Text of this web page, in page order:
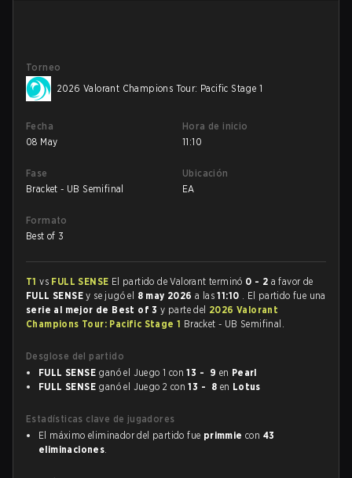
Torneo
2026 Valorant Champions Tour: Pacific Stage 1
Fecha
08 May
Hora de inicio
11:10
Fase
Bracket - UB Semifinal
Ubicación
EA
Formato
Best of 3
T1vs FULL SENSE El partido de Valorant terminó 0 - 2 a favor de
FULL SENSEy se jugó el 8 may 2026a las11:10 . El partido fue una
serie al mejor de Best of 3y parte del 2026 Valorant
Champions Tour: Pacific Stage 1 Bracket - UB Semifinal.
Desglose del partido
FULL SENSE ganó el Juego 1 con13 - 9 en Pearl
FULL SENSE ganó el Juego 2 con13 - 8 en Lotus
Estadísticas clave de jugadores
El máximo eliminador del partido fue primmie con 43
eliminaciones.